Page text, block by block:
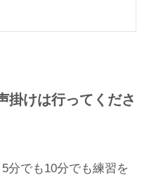
掛けは行ってくださ
分でも10分でも練習を